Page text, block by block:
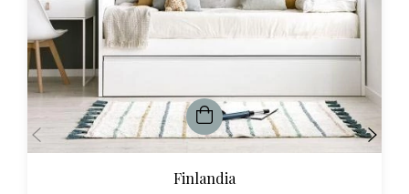
Finlandia